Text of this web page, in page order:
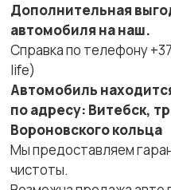
Дополнительная
автомобиля на наш.
Справка по телефону
life)
Автомобиль
по адресу: Витебск,
Вороновского кольца
Мы предоставляем
чистоты.